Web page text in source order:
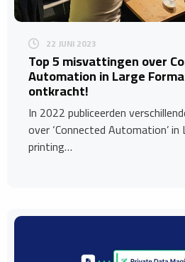
22 JUNI 2023
Top 5 misvattingen over
Automation in Large
ontkracht!
In 2022 publiceerden
over ‘Connected Automation’
printing…